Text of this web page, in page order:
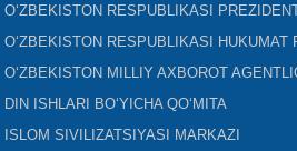
O‘ZBEKISTON RESPUBLIKASI
O‘ZBEKISTON RESPUBLIKASI HUKUMAT
O‘ZBEKISTON MILLIY AXBOROT
DIN ISHLARI BO‘YICHA QO‘MITA
ISLOM SIVILIZATSIYASI MARKAZI